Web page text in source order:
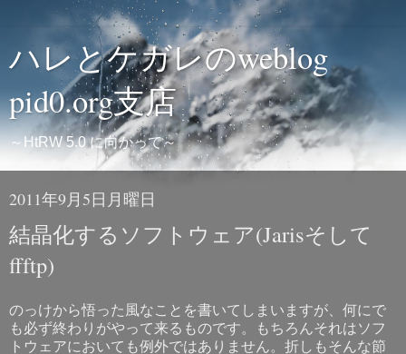
ハレとケガレのweblog
pid0.org支店
～HtRW 5.0 に向かって～
2011年9月5日月曜日
結晶化するソフトウェア(Jarisそして
ffftp)
のっけから悟った風なことを書いてしまいますが、何にで
も必ず終わりがやって来るものです。もちろんそれはソフ
トウェアにおいても例外ではありません。折しもそんな節